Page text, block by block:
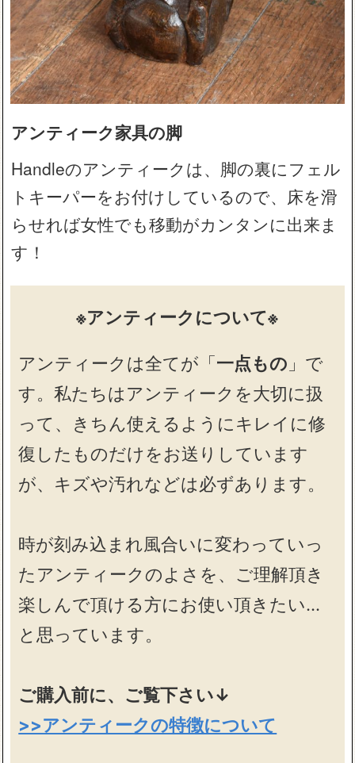
アンティーク家具の脚
Handleのアンティークは、脚の裏にフェル
トキーパーをお付けしているので、床を滑
らせれば女性でも移動がカンタンに出来ま
す！
※アンティークについて※
アンティークは全てが「 一点もの 」で
す。私たちはアンティークを大切に扱
って、きちん使えるようにキレイに修
復したものだけをお送りしています
が、キズや汚れなどは必ずあります。
時が刻み込まれ風合いに変わっていっ
たアンティークのよさを、ご理解頂き
楽しんで頂ける方にお使い頂きたい…
と思っています。
ご購入前に、ご覧下さい↓
>>アンティークの特徴について